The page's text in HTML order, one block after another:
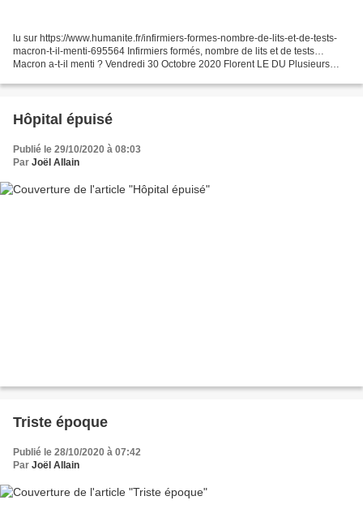
lu sur https://www.humanite.fr/infirmiers-formes-nombre-de-lits-et-de-tests-
macron-t-il-menti-695564 Infirmiers formés, nombre de lits et de tests…
Macron a-t-il menti ? Vendredi 30 Octobre 2020 Florent LE DU Plusieurs
Hôpital épuisé
Publié le 29/10/2020 à 08:03
Par Joël Allain
Triste époque
Publié le 28/10/2020 à 07:42
Par Joël Allain